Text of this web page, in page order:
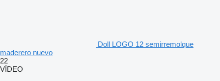
Doll LOGO 12 semirremolque
maderero nuevo
22
VÍDEO